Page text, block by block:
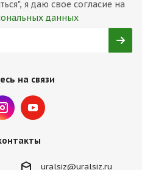
я даю свое согласие на
данных
на связи
uralsiz@uralsiz.ru